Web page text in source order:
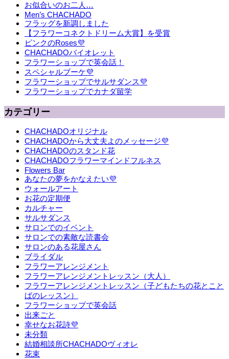
お似合いのお二人…
Men’s CHACHADO
フラッグを新調しました
【フラワーコネクトドリーム大賞】を受賞
ピンクのRoses💜
CHACHADOバイオレット
フラワーショップで英会話！
スペシャルブーケ💜
フラワーショップでサルサダンス💜
フラワーショップでカナダ留学
カテゴリー
CHACHADOオリジナル
CHACHADOから大丈夫よのメッセージ💜
CHACHADOのスタンド花
CHACHADOフラワーマインドフルネス
Flowers Bar
あなたの夢をかなえたい💜
ウォールアート
お花の定期便
カルチャー
サルサダンス
サロンでのイベント
サロンでの素敵な読書会
サロンのある花屋さん
ブライダル
フラワーアレンジメント
フラワーアレンジメントレッスン（大人）
フラワーアレンジメントレッスン（子どもたちの花とこと
ばのレッスン）
フラワーショップで英会話
出来ごと
幸せなお花詩💜
未分類
結婚相談所CHACHADOヴィオレ
花束